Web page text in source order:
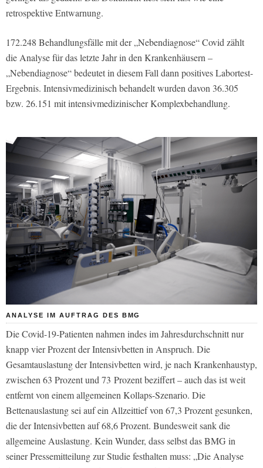
retrospektive Entwarnung.
172.248 Behandlungsfälle mit der „Nebendiagnose“ Covid zählt
die Analyse für das letzte Jahr in den Krankenhäusern –
„Nebendiagnose“ bedeutet in diesem Fall dann positives Labortest-
Ergebnis. Intensivmedizinisch behandelt wurden davon 36.305
bzw. 26.151 mit intensivmedizinischer Komplexbehandlung.
ANALYSE IM AUFTRAG DES BMG
Die Covid-19-Patienten nahmen indes im Jahresdurchschnitt nur
knapp vier Prozent der Intensivbetten in Anspruch. Die
Gesamtauslastung der Intensivbetten wird, je nach Krankenhaustyp,
zwischen 63 Prozent und 73 Prozent beziffert – auch das ist weit
entfernt von einem allgemeinen Kollaps-Szenario. Die
Bettenauslastung sei auf ein Allzeittief von 67,3 Prozent gesunken,
die der Intensivbetten auf 68,6 Prozent. Bundesweit sank die
allgemeine Auslastung. Kein Wunder, dass selbst das BMG in
seiner Pressemitteilung zur Studie festhalten muss: „Die Analyse